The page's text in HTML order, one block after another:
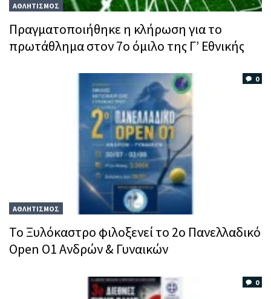
ΑΘΛΗΤΙΣΜΟΣ
Πραγματοποιήθηκε η κλήρωση για το
πρωτάθλημα στον 7ο όμιλο της Γ’ Εθνικής
0
ΑΘΛΗΤΙΣΜΟΣ
Το Ξυλόκαστρο φιλοξενεί το 2ο Πανελλαδικό
Open O1 Ανδρών & Γυναικών
0